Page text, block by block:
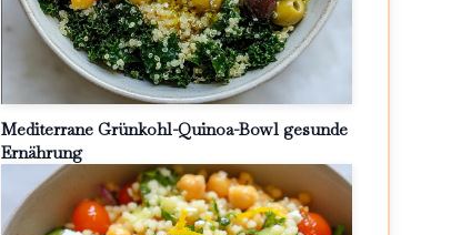
Mediterrane Grünkohl-Quinoa-Bowl gesunde
Ernährung